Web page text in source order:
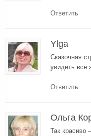
Ответить
Ylga
Сказочная
увидеть все
Ответить
Ольга
Так красиво